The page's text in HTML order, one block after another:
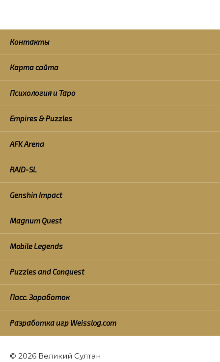
Контакты
Карта сайта
Психология и Таро
Empires & Puzzles
AFK Arena
RAID-SL
Genshin Impact
Magnum Quest
Mobile Legends
Puzzles and Conquest
Пасс. Заработок
Разработка игр Weisslog.com
© 2026 Великий Султан